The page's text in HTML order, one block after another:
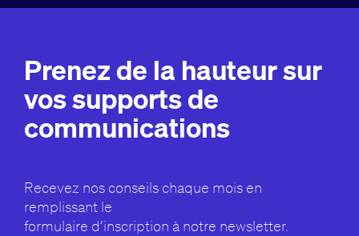
Prenez de la hauteur sur
vos supports de
communications
Recevez nos conseils chaque mois en
remplissant le
formulaire d’inscription à notre newsletter.